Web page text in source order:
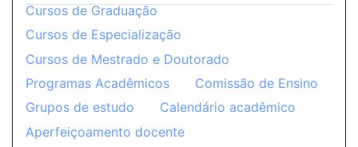
Cursos de Graduação
Cursos de Especialização
Cursos de Mestrado e Doutorado
Programas Acadêmicos
Comissão de Ensino
Grupos de estudo
Calendário acadêmico
Aperfeiçoamento docente